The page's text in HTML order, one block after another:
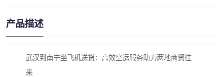
产品描述
武汉到南宁坐飞机送货：高效空运服务助力两地商贸往
来